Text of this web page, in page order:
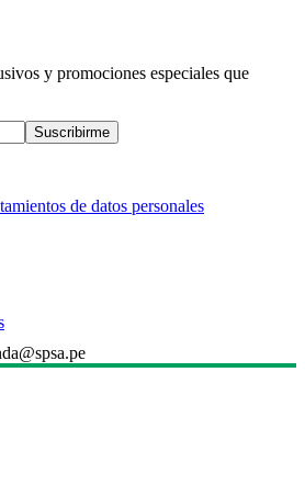
y promociones especiales que
Suscribirme
de datos personales